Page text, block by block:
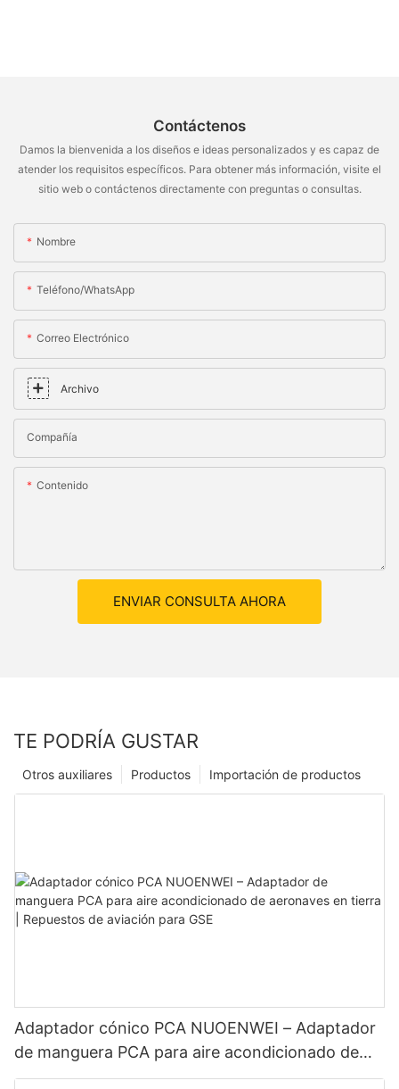
Contáctenos
Damos la bienvenida a los diseños e ideas personalizados y es capaz de
atender los requisitos específicos. Para obtener más información, visite el
sitio web o contáctenos directamente con preguntas o consultas.
Nombre
Teléfono/WhatsApp
Correo Electrónico
Archivo
Compañía
Contenido
ENVIAR CONSULTA AHORA
TE PODRÍA GUSTAR
Importación de productos
Productos
Otros auxiliares
Adaptador cónico PCA NUOENWEI – Adaptador
de manguera PCA para aire acondicionado de
aeronaves en tierra | Repuestos de aviación para